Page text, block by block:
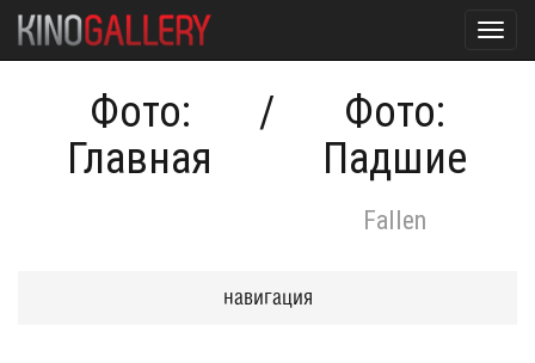
Фото:
Главная
/
Фото:
Падшие
Fallen
навигация